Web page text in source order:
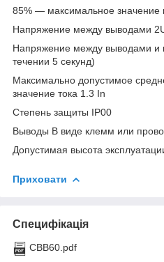
85% ― максимальное значение
Напряжение между выводами
Напряжение между выводами и
течении 5 секунд)
Максимально допустимое
значение тока 1.3 In
Степень защиты IP00
Выводы В виде клемм или
Допустимая высота
Приховати
Специфікація
CBB60.pdf